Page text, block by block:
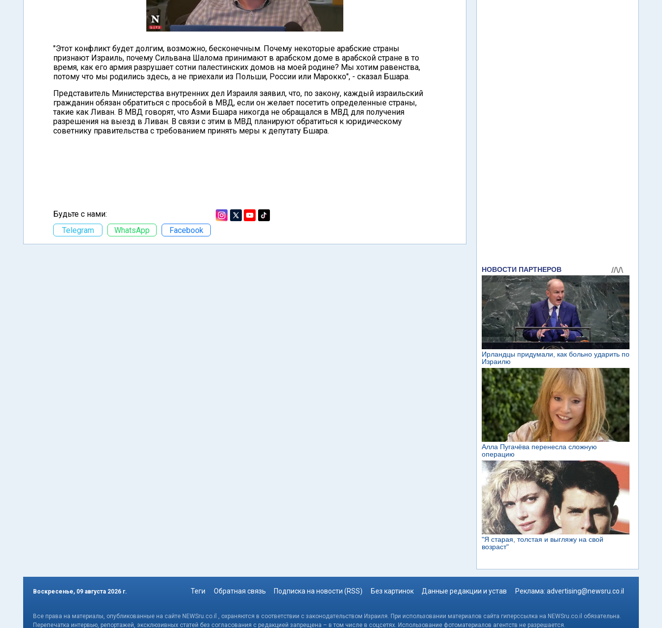
"Этот конфликт будет долгим, возможно, бесконечным. Почему некоторые арабские страны
признают Израиль, почему Сильвана Шалома принимают в арабском доме в арабской стране в то
время, как его армия разрушает сотни палестинских домов на моей родине? Мы хотим равенства,
потому что мы родились здесь, а не приехали из Польши, России или Марокко", - сказал Бшара.
Представитель Министерства внутренних дел Израиля заявил, что, по закону, каждый израильский
гражданин обязан обратиться с просьбой в МВД, если он желает посетить определенные страны,
такие как Ливан. В МВД говорят, что Азми Бшара никогда не обращался в МВД для получения
разрешения на выезд в Ливан. В связи с этим в МВД планируют обратиться к юридическому
советнику правительства с требованием принять меры к депутату Бшара.
Будьте с нами:
Telegram
WhatsApp Facebook
Воскресенье, 09 августа 2026 г. Теги Обратная связь Подписка на новости (RSS) Без картинок Данные редакции и устав Реклама: advertising@newsru.co.il
Все права на материалы, опубликованные на сайте NEWSru.co.il , охраняются в соответствии с законодательством Израиля. При использовании материалов сайта гиперссылка на NEWSru.co.il обязательна.
Перепечатка интервью, репортажей, эксклюзивных статей без согласования с редакцией запрещена – в том числе в соцсетях. Использование фотоматериалов агентств не разрешается.